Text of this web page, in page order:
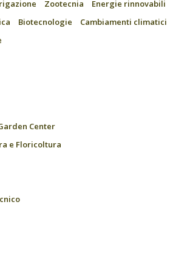
Zootecnia
Energie rinnovabili
Biotecnologie
Cambiamenti climatici
Center
e Floricoltura